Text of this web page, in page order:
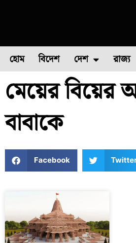
হোম বিদেশ দেশ
ফুল চাষ ফল
রাজ্য
মেয়ের বিয়ের
বাবাকে
Facebook